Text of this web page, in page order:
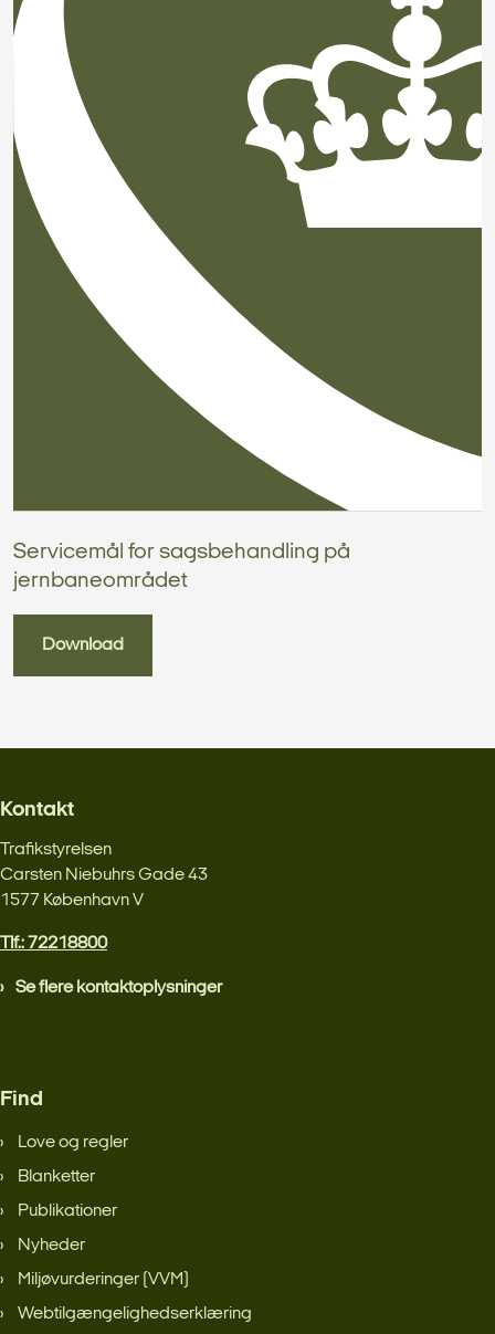
Servicemål for sagsbehandling på
jernbaneområdet
Download
Kontakt
Trafikstyrelsen
Carsten Niebuhrs Gade 43
1577 København V
Tlf.: 72218800
Se flere kontaktoplysninger
Find
Love og regler
Blanketter
Publikationer
Nyheder
Miljøvurderinger (VVM)
Webtilgængelighedserklæring